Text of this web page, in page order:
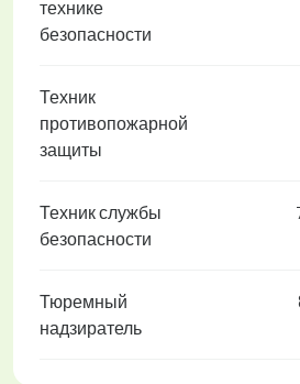
технике
безопасности
Техник
противопожарной
защиты
Техник службы
безопасности
Тюремный
надзиратель